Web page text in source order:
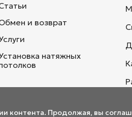
и возврат
натяжных
контента. Продолжая, вы